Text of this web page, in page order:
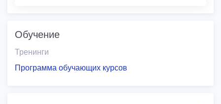
Обучение
Тренинги
Программа обучающих курсов